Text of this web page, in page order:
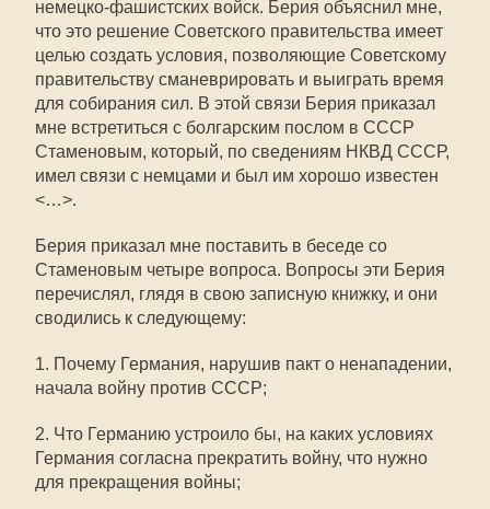
немецко-фашистских войск. Берия объяснил мне,
что это решение Советского правительства имеет
целью создать условия, позволяющие Советскому
правительству сманеврировать и выиграть время
для собирания сил. В этой связи Берия приказал
мне встретиться с болгарским послом в СССР
Стаменовым, который, по сведениям НКВД СССР,
имел связи с немцами и был им хорошо известен
<…>.
Берия приказал мне поставить в беседе со
Стаменовым четыре вопроса. Вопросы эти Берия
перечислял, глядя в свою записную книжку, и они
сводились к следующему:
1. Почему Германия, нарушив пакт о ненападении,
начала войну против СССР;
2. Что Германию устроило бы, на каких условиях
Германия согласна прекратить войну, что нужно
для прекращения войны;